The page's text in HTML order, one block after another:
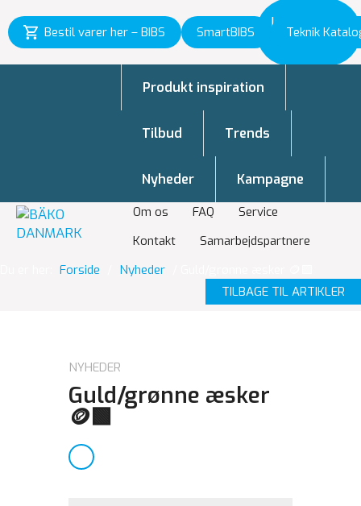
Bestil varer her – BIBS SmartBIBS Teknik
Inspiration
til vækst
Om os FAQ
Service
Kontakt
Samarbejdspartnere
Produkt inspiration
Tilbud Trends
Nyheder Kampagne
Forside Nyheder
TILBAGE TIL ARTIKLER
NYHEDER
Guld/grønne æsker
🪙🟩